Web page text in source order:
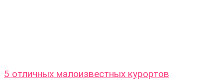
5 отличных малоизвестных курортов